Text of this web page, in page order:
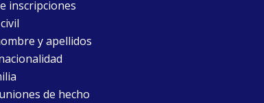
inscripciones
y apellidos
de hecho